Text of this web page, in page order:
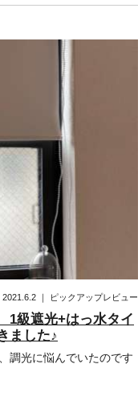
2021.6.2 ピックアップレビュー
1級遮光+はっ水タイ
ました♪
調光に悩んでいたのです